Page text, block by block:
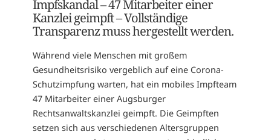
Impfskandal – 47 Mitarbeiter einer
Kanzlei geimpft – Vollständige
Transparenz muss hergestellt werden.
Während viele Menschen mit großem
Gesundheitsrisiko vergeblich auf eine Corona-
Schutzimpfung warten, hat ein mobiles Impfteam
47 Mitarbeiter einer Augsburger
Rechtsanwaltskanzlei geimpft. Die Geimpften
setzen sich aus verschiedenen Altersgruppen